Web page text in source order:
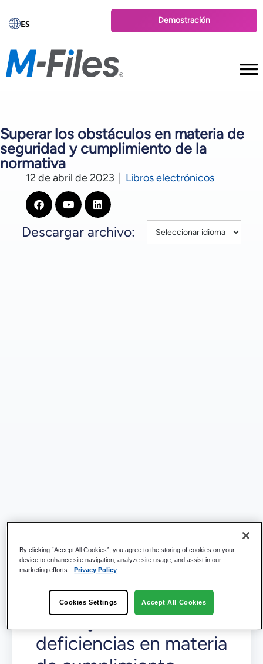
ES Demostración
Superar los obstáculos en materia de
seguridad y cumplimiento de la
normativa
12 de abril de 2023 Libros electrónicos
Descargar archivo:
Supere los riesgos
relacionados con los
datos y las
deficiencias en materia
By clicking “Accept All Cookies”, you agree to the storing of cookies on your
device to enhance site navigation, analyze site usage, and assist in our
marketing efforts.
Privacy Policy
Cookies Settings Accept All Cookies